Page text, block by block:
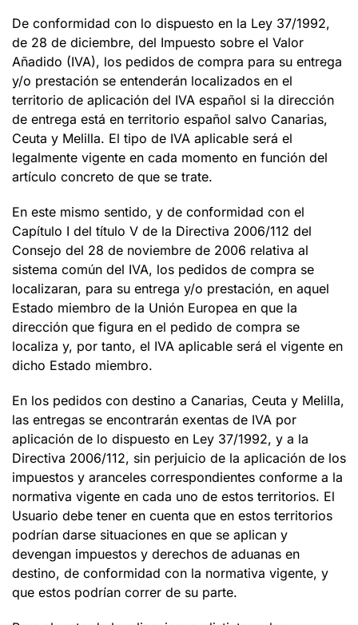
De conformidad con lo dispuesto en la Ley 37/1992,
de 28 de diciembre, del Impuesto sobre el Valor
Añadido (IVA), los pedidos de compra para su entrega
y/o prestación se entenderán localizados en el
territorio de aplicación del IVA español si la dirección
de entrega está en territorio español salvo Canarias,
Ceuta y Melilla. El tipo de IVA aplicable será el
legalmente vigente en cada momento en función del
artículo concreto de que se trate.
En este mismo sentido, y de conformidad con el
Capítulo I del título V de la Directiva 2006/112 del
Consejo del 28 de noviembre de 2006 relativa al
sistema común del IVA, los pedidos de compra se
localizaran, para su entrega y/o prestación, en aquel
Estado miembro de la Unión Europea en que la
dirección que figura en el pedido de compra se
localiza y, por tanto, el IVA aplicable será el vigente en
dicho Estado miembro.
En los pedidos con destino a Canarias, Ceuta y Melilla,
las entregas se encontrarán exentas de IVA por
aplicación de lo dispuesto en Ley 37/1992, y a la
Directiva 2006/112, sin perjuicio de la aplicación de los
impuestos y aranceles correspondientes conforme a la
normativa vigente en cada uno de estos territorios. El
Usuario debe tener en cuenta que en estos territorios
podrían darse situaciones en que se aplican y
devengan impuestos y derechos de aduanas en
destino, de conformidad con la normativa vigente, y
que estos podrían correr de su parte.